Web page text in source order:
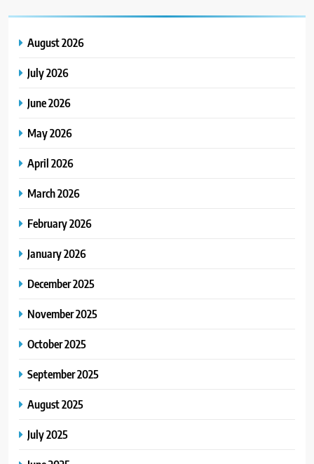
August 2026
July 2026
June 2026
May 2026
April 2026
March 2026
February 2026
January 2026
December 2025
November 2025
October 2025
September 2025
August 2025
July 2025